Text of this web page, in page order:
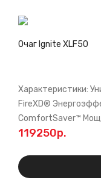
Очаг Ignite XLF50
Характеристики:
FireXD®
ComfortSaver™
119250р.